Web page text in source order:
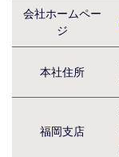
会社ホームペー
ジ
本社住所
福岡支店